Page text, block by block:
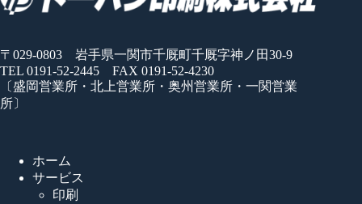
〒029-0803 岩手県一関市千厩町千厩字神ノ田30-9
TEL 0191-52-2445 FAX 0191-52-4230
〔盛岡営業所・北上営業所・奥州営業所・一関営業
所〕
ホーム
サービス
印刷